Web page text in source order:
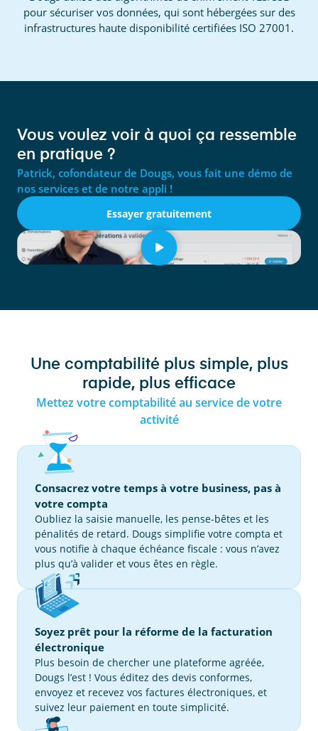
pour sécuriser vos données, qui sont hébergées sur des
infrastructures haute disponibilité certifiées ISO 27001.
Vous voulez voir à quoi ça ressemble
en pratique ?
Patrick, cofondateur de Dougs, vous fait une démo de
nos services et de notre appli !
Essayer gratuitement
Une comptabilité plus simple, plus
rapide, plus efficace
Mettez votre comptabilité au service de votre
activité
Consacrez votre temps à votre business, pas à
votre compta
Oubliez la saisie manuelle, les pense-bêtes et les
pénalités de retard. Dougs simplifie votre compta et
vous notifie à chaque échéance fiscale : vous n’avez
plus qu’à valider et vous êtes en règle.
Soyez prêt pour la réforme de la facturation
électronique
Plus besoin de chercher une plateforme agréée,
Dougs l’est ! Vous éditez des devis conformes,
envoyez et recevez vos factures électroniques, et
suivez leur paiement en toute simplicité.